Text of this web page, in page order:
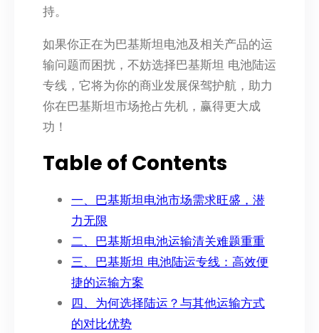
持。​
如果你正在为巴基斯坦电池及相关产品的运
输问题而困扰，不妨选择巴基斯坦 电池陆运
专线，它将为你的商业发展保驾护航，助力
你在巴基斯坦市场抢占先机，赢得更大成
功！
Table of Contents
一、巴基斯坦电池市场需求旺盛，潜
力无限​
二、巴基斯坦电池运输清关难题重重​
三、巴基斯坦 电池陆运专线：高效便
捷的运输方案​
四、为何选择陆运？与其他运输方式
的对比优势​